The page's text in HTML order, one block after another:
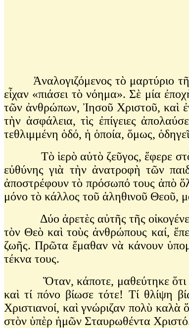
Ἀναλογιζόμενος τὸ μαρτύριο τῆς
εἶχαν «πιάσει τὸ νόημα». Σὲ μία
τῶν ἀνθρώπων, Ἰησοῦ Χριστοῦ, καὶ
τὴν ἀσφάλεια, τὶς ἐπίγειες
τεθλιμμένη ὁδό, ἡ ὁποία, ὅμως,
Τὸ ἱερὸ αὐτὸ ζεῦγος, ἔφερε στὸν
εὐθύνης γιὰ τὴν ἀνατροφὴ τῶν
ἀποστρέφουν τὸ πρόσωπό τους ἀπὸ
μόνο τὸ κάλλος τοῦ ἀληθινοῦ Θεοῦ,
Δύο ἀρετὲς αὐτῆς τῆς
τὸν Θεὸ καὶ τοὺς ἀνθρώπους καί,
ζωῆς. Πρῶτα ἔμαθαν νὰ κάνουν
τέκνα τους.
Ὅταν, κάποτε, μαθεύτηκε ὅτι ὁ
καὶ τί πόνο βίωσε τότε! Τί θλίψη
Χριστιανοί, καὶ γνώριζαν πολὺ καλὰ
στὸν ὑπὲρ ἡμῶν Σταυρωθέντα